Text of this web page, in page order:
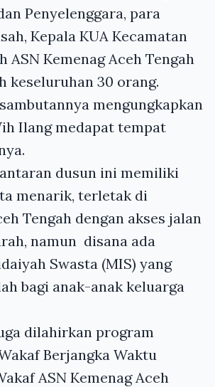
Penyelenggara, para
Kepala KUA Kecamatan
ASN Kemenag Aceh Tengah
keseluruhan 30 orang.
mengungkapkan
Ilang medapat tempat
dusun ini memiliki
menarik, terletak di
Tengah dengan akses jalan
namun disana ada
Swasta (MIS) yang
bagi anak-anak keluarga
dilahirkan program
Berjangka Waktu
ASN Kemenag Aceh